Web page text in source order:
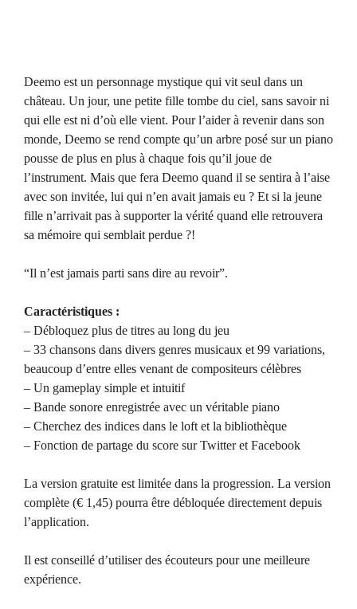
Deemo est un personnage mystique qui vit seul dans un
château. Un jour, une petite fille tombe du ciel, sans savoir ni
qui elle est ni d’où elle vient. Pour l’aider à revenir dans son
monde, Deemo se rend compte qu’un arbre posé sur un piano
pousse de plus en plus à chaque fois qu’il joue de
l’instrument. Mais que fera Deemo quand il se sentira à l’aise
avec son invitée, lui qui n’en avait jamais eu ? Et si la jeune
fille n’arrivait pas à supporter la vérité quand elle retrouvera
sa mémoire qui semblait perdue ?!
“Il n’est jamais parti sans dire au revoir”.
Caractéristiques :
– Débloquez plus de titres au long du jeu
– 33 chansons dans divers genres musicaux et 99 variations,
beaucoup d’entre elles venant de compositeurs célèbres
– Un gameplay simple et intuitif
– Bande sonore enregistrée avec un véritable piano
– Cherchez des indices dans le loft et la bibliothèque
– Fonction de partage du score sur Twitter et Facebook
La version gratuite est limitée dans la progression. La version
complète (€ 1,45) pourra être débloquée directement depuis
l’application.
Il est conseillé d’utiliser des écouteurs pour une meilleure
expérience.